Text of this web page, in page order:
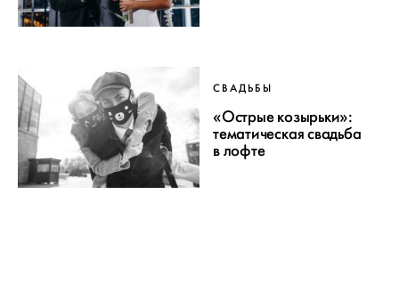
СВАДЬБЫ
«Острые козырьки»:
тематическая свадьба
в лофте